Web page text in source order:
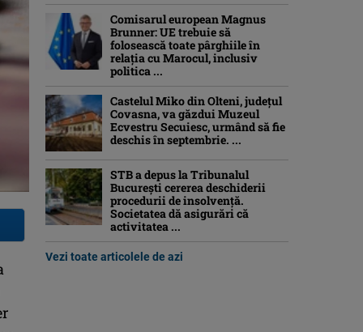
Comisarul european Magnus
Brunner: UE trebuie să
folosească toate pârghiile în
relația cu Marocul, inclusiv
politica ...
Castelul Miko din Olteni, județul
Covasna, va găzdui Muzeul
Ecvestru Secuiesc, urmând să fie
deschis în septembrie. ...
STB a depus la Tribunalul
București cererea deschiderii
procedurii de insolvență.
Societatea dă asigurări că
activitatea ...
Vezi toate articolele de azi